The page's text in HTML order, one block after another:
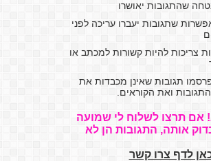
שהתגובות יאושרו
שתגובות יעברו עריכה לפני
צריכות להיות קשורות למכתב או
תגובות שאינן מכבדות את
ואת הקוראים.
אם תרצו לשלוח לי שמועה
אותה, התגובות הן לא
לדף צרו קשר